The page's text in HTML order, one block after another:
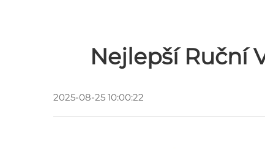
Nejlepší Ruční
2025-08-25 10:00:22